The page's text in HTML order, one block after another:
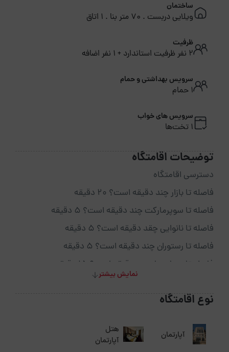
ساختمان
ویلایی دربست . 70 متر بنا . 1 اتاق
ظرفیت
2 نفر ظرفیت استاندارد + 1 نفر اضافه
سرویس بهداشتی و حمام
1 حمام
سرویس های خواب
1 تخت‌ها
توضیحات اقامتگاه
دسترسی اقامتگاه
فاصله تا بازار چند دقیقه است؟ 20 دقیقه
فاصله تا سوپرمارکت چند دقیقه است؟ 5 دقیقه
فاصله تا نانوایی چقد دقیقه است؟ 5 دقیقه
فاصله تا رستوران چند دقیقه است؟ 5 دقیقه
فاصله تا بیمارستان چنددقیقه است؟ 15 دقیقه
فاصله تا کافی شاپ چنددقیقه است؟ 10 دقیقه
فاصله تا پاساژ چنددقیقه است؟ 15 دقیقه
فاصله تا فرودگاه چنددقیقه است؟ 45 دقیقه
نمایش بیشتر
نوع اقامتگاه
آپارتمان
هتل
آپارتمان